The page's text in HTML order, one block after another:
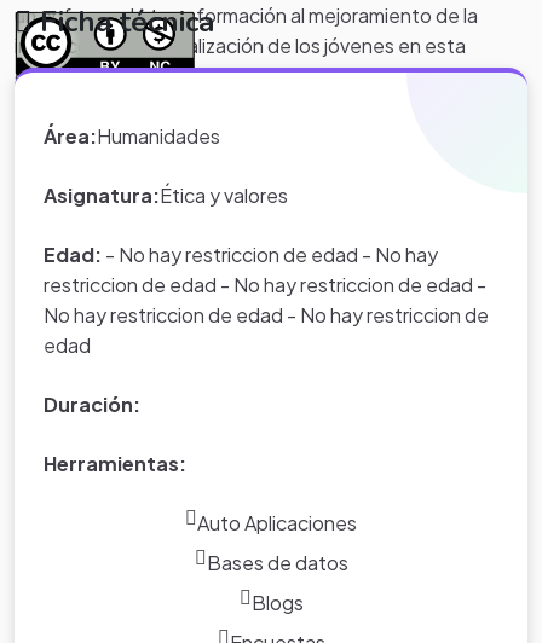
un enfoque de transformación al mejoramiento de la
interacción y la socialización de los jóvenes en esta
dimensión tan importante como es la sexualidad.
*Nota:
aparece en los Proyectos de Clase
y WebQuest del portal educativo
Eduteka es creada por los usuarios
del portal.
Ficha técnica
Área:Humanidades
Asignatura:Ética y valores
Edad: - No hay restriccion de edad - No hay
restriccion de edad - No hay restriccion de edad -
No hay restriccion de edad - No hay restriccion de
edad
Duración:
Herramientas:
Auto Aplicaciones
Bases de datos
Blogs